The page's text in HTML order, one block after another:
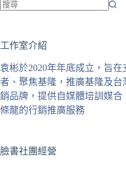
到
合
條
件
的
果
工作室介紹
袁彬於2020年年底成立，旨
者、聚焦基隆，推廣基隆及
銷品牌，提供自媒體培訓媒
條龍的行銷推廣服務
臉書社團經營